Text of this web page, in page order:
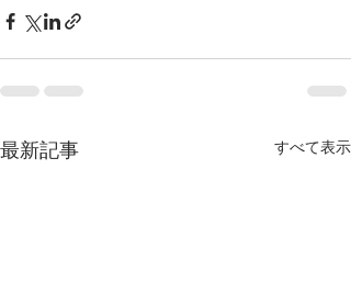
最新記事 すべて表示